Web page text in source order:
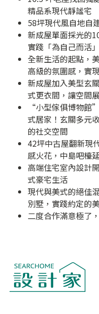
精品系現代靜謐宅
58坪現代風自地自
新成屋單面採光的
實踐「為自己而活
全新生活的起點，
高級的氛圍感，實
新成屋加入美型玄
式更衣間，讓空間
“小型傢俱博物館
式居家！玄關多元
的社交空間
42坪中古屋翻新現
感火花，中島吧檯
高端住宅室內設計
式豪宅生活
現代與美式的絕佳
別墅，實踐約定的
二度合作滿意極了